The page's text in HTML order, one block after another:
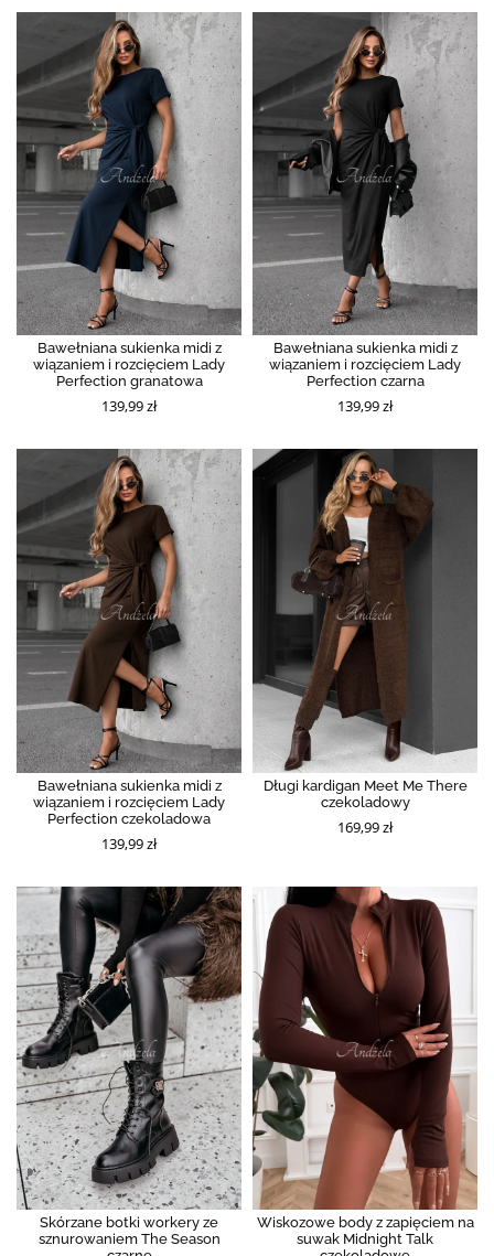
Bawełniana sukienka midi z
wiązaniem i rozcięciem Lady
Perfection granatowa
139,99 zł
Bawełniana sukienka midi z
wiązaniem i rozcięciem Lady
Perfection czarna
139,99 zł
Bawełniana sukienka midi z
wiązaniem i rozcięciem Lady
Perfection czekoladowa
139,99 zł
Długi kardigan Meet Me There
czekoladowy
169,99 zł
Skórzane botki workery ze
sznurowaniem The Season
Wiskozowe body z zapięciem na
suwak Midnight Talk